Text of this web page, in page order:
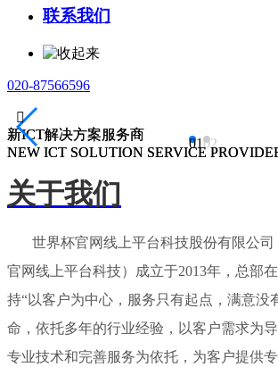
联系我们
020-87566596
新ICT解决方案服务商
NEW ICT SOLUTION SERVICE
新ICT解决方案服务商
NEW ICT SOLUTION SERVICE
0102

关于我们
世界杯官网线上平台科技股份有限公司
官网线上平台科技）成立于2013年，总部在
持“以客户为中心，服务只有起点，满意
命，依托多年的行业经验，以客户需求为导
专业技术和完善服务为依托，为客户提供专业